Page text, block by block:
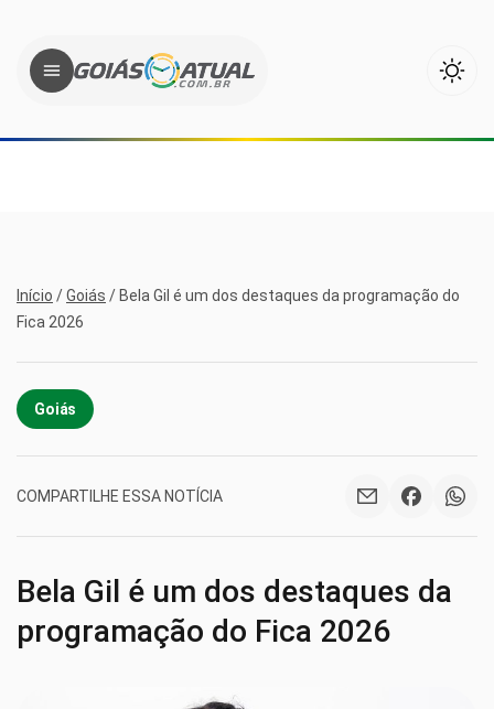
Início /Goiás / Bela Gil é um dos destaques da programação do
Fica 2026
Goiás
COMPARTILHE ESSA NOTÍCIA
Bela Gil é um dos destaques da
programação do Fica 2026